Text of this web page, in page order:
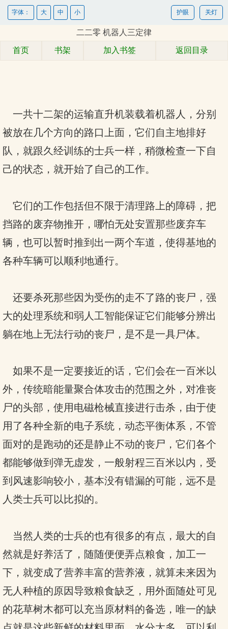
关灯
护眼
字体： 大 中 小
二二零 机器人三定律
首页 书架 加入书签 返回目录
一共十二架的运输直升机装载着机器人，分别
被放在几个方向的路口上面，它们自主地排好
队，就跟久经训练的士兵一样，稍微检查一下自
己的状态，就开始了自己的工作。
它们的工作包括但不限于清理路上的障碍，把
挡路的废弃物推开，哪怕无处安置那些废弃车
辆，也可以暂时推到出一两个车道，使得基地的
各种车辆可以顺利地通行。
还要杀死那些因为受伤的走不了路的丧尸，强
大的处理系统和弱人工智能保证它们能够分辨出
躺在地上无法行动的丧尸，是不是一具尸体。
如果不是一定要接近的话，它们会在一百米以
外，传统暗能量聚合体攻击的范围之外，对准丧
尸的头部，使用电磁枪械直接进行击杀，由于使
用了各种全新的电子系统，动态平衡体系，不管
面对的是跑动的还是静止不动的丧尸，它们各个
都能够做到弹无虚发，一般射程三百米以内，受
到风速影响较小，基本没有错漏的可能，远不是
人类士兵可以比拟的。
当然人类的士兵的也有很多的有点，最大的自
然就是好养活了，随随便便弄点粮食，加工一
下，就变成了营养丰富的营养液，就算未来因为
无人种植的原因导致粮食缺乏，用外面随处可见
的花草树木都可以充当原材料的备选，唯一的缺